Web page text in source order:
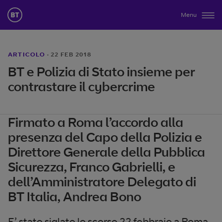
Menu
ARTICOLO · 22 FEB 2018
BT e Polizia di Stato insieme per
contrastare il cybercrime
Firmato a Roma l’accordo alla
presenza del Capo della Polizia e
Direttore Generale della Pubblica
Sicurezza, Franco Gabrielli, e
dell’Amministratore Delegato di
BT Italia, Andrea Bono